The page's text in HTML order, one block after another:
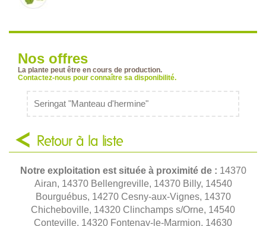
Nos offres
La plante peut être en cours de production.
Contactez-nous pour connaître sa disponibilité.
Seringat "Manteau d'hermine"
Retour à la liste
Notre exploitation est située à proximité de : 14370
Airan, 14370 Bellengreville, 14370 Billy, 14540
Bourguébus, 14270 Cesny-aux-Vignes, 14370
Chicheboville, 14320 Clinchamps s/Orne, 14540
Conteville, 14320 Fontenay-le-Marmion, 14630